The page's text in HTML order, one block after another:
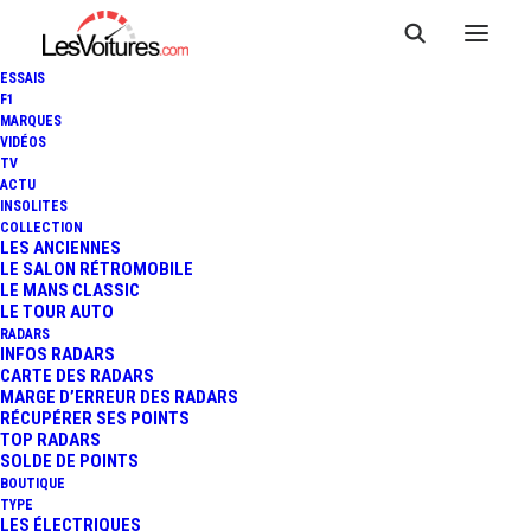
ESSAIS
F1
MARQUES
VIDÉOS
TV
ACTU
INSOLITES
COLLECTION
LES ANCIENNES
LE SALON RÉTROMOBILE
LE MANS CLASSIC
LE TOUR AUTO
RADARS
INFOS RADARS
CARTE DES RADARS
MARGE D’ERREUR DES RADARS
RÉCUPÉRER SES POINTS
TOP RADARS
SOLDE DE POINTS
BOUTIQUE
TYPE
LES ÉLECTRIQUES
16 octobre 2024
ESPIONNAGE